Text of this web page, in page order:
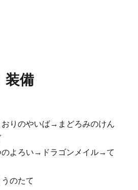
装備
りのやいば→まどろみのけん
よろい→ドラゴンメイル→て
のたて